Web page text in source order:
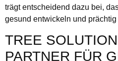
trägt entscheidend dazu bei,
gesund entwickeln und
TREE
PARTNER FÜR